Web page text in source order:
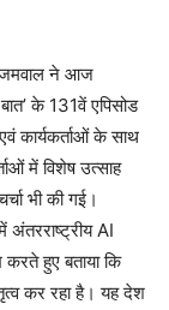
जमवाल ने आज
के 131वें एपिसोड
कार्यकर्ताओं के साथ
में विशेष उत्साह
भी की गई।
AI
करते हुए बताया कि
कर रहा है। यह देश